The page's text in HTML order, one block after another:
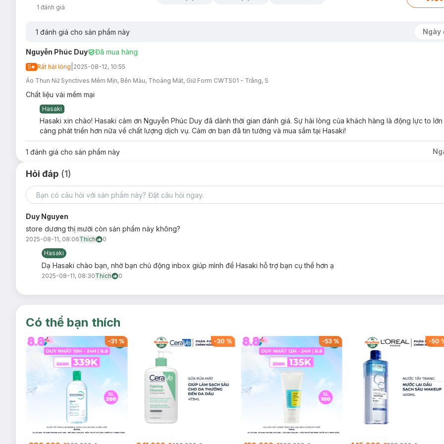
1 đánh giá
1 đánh giá cho sản phẩm này Ngày
Nguyễn Phúc Duy Đã mua hàng
5 Rất hài lòng 2025-08-12, 10:55
Áo Thun Nữ Synctives Mềm Mịn, Bền Màu, Thoáng Mát, Giữ Form CWTS01 - Trắng, S
Chất liệu vải mềm mại
Hasaki
Hasaki xin chào! Hasaki cảm ơn Nguyễn Phúc Duy đã dành thời gian đánh giá. Sự hài lòng của khách hàng là động lực to
càng phát triển hơn nữa về chất lượng dịch vụ. Cảm ơn bạn đã tin tưởng và mua sắm tại Hasaki!
1 đánh giá cho sản phẩm này
Hỏi đáp (1)
Duy Nguyen
store dương thị mười còn sản phẩm này không?
2025-08-11, 08:06Thích
0
Hasaki
Dạ Hasaki chào bạn, nhờ bạn chủ động inbox giúp mình để Hasaki hỗ trợ bạn cụ thể hơn ạ
2025-08-11, 08:30Thích 0
Có thể bạn thích
-31 % -30 % -53% -50